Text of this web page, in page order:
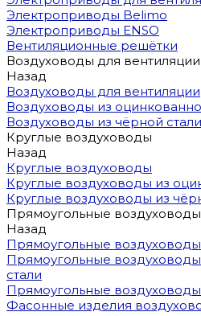
Электроприводы Belimo
Электроприводы ENSO
Вентиляционные решётки
Воздуховоды для вентиляции
Назад
Воздуховоды для вентиляции
Воздуховоды из
Воздуховоды из чёрной стали
Круглые воздуховоды
Назад
Круглые воздуховоды
Круглые воздуховоды из
Круглые воздуховоды из
Прямоугольные воздуховоды
Назад
Прямоугольные воздуховоды
Прямоугольные
стали
Прямоугольные
Фасонные изделия